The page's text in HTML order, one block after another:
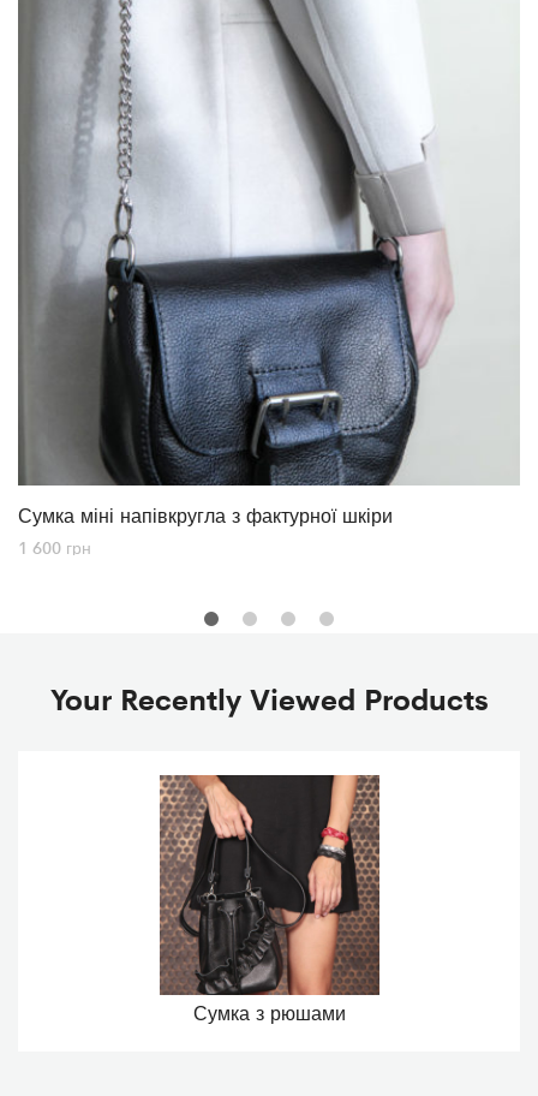
Сумка міні напівкругла з фактурної шкіри
1 600 грн
Your Recently Viewed Products
Сумка з рюшами